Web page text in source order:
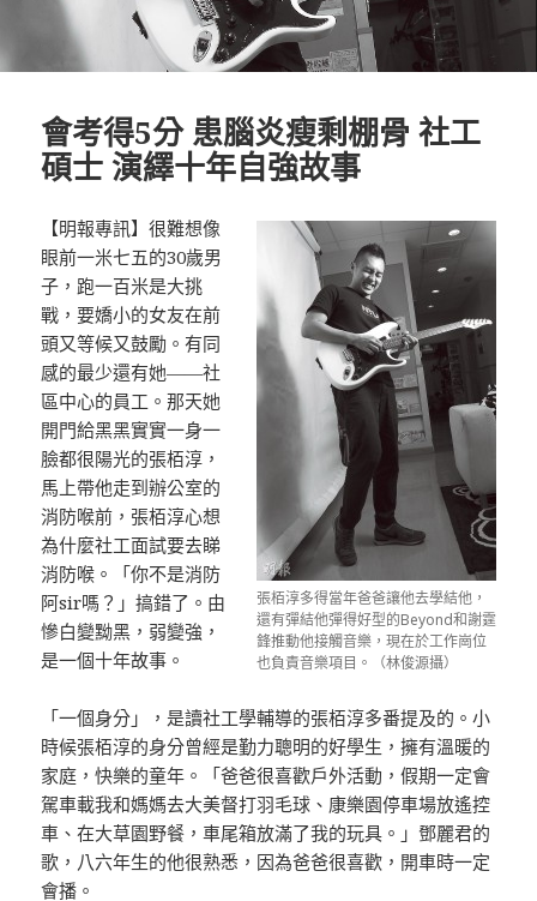
會考得5分 患腦炎瘦剩棚骨 社工
碩士 演繹十年自強故事
張栢淳多得當年爸爸讓他去學結他，
還有彈結他彈得好型的Beyond和謝霆
鋒推動他接觸音樂，現在於工作崗位
也負責音樂項目。（林俊源攝）
【明報專訊】很難想像
眼前一米七五的30歲男
子，跑一百米是大挑
戰，要嬌小的女友在前
頭又等候又鼓勵。有同
感的最少還有她——社
區中心的員工。那天她
開門給黑黑實實一身一
臉都很陽光的張栢淳，
馬上帶他走到辦公室的
消防喉前，張栢淳心想
為什麼社工面試要去睇
消防喉。「你不是消防
阿sir嗎？」搞錯了。由
慘白變黝黑，弱變強，
是一個十年故事。
「一個身分」，是讀社工學輔導的張栢淳多番提及的。小
時候張栢淳的身分曾經是勤力聰明的好學生，擁有溫暖的
家庭，快樂的童年。「爸爸很喜歡戶外活動，假期一定會
駕車載我和媽媽去大美督打羽毛球、康樂園停車場放遙控
車、在大草園野餐，車尾箱放滿了我的玩具。」鄧麗君的
歌，八六年生的他很熟悉，因為爸爸很喜歡，開車時一定
會播。